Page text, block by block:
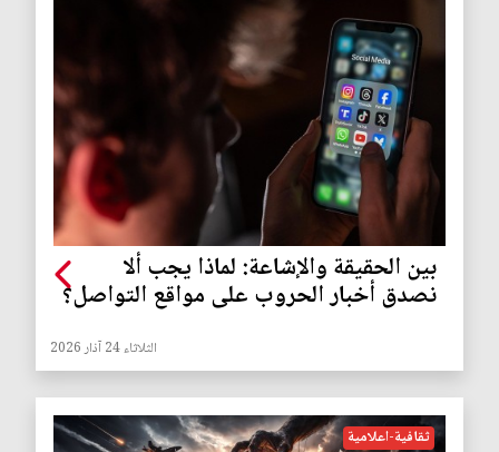
بين الحقيقة والإشاعة: لماذا يجب ألا
نصدق أخبار الحروب على مواقع التواصل؟
الثلاثاء 24 آذار 2026
ثقافية-اعلامية